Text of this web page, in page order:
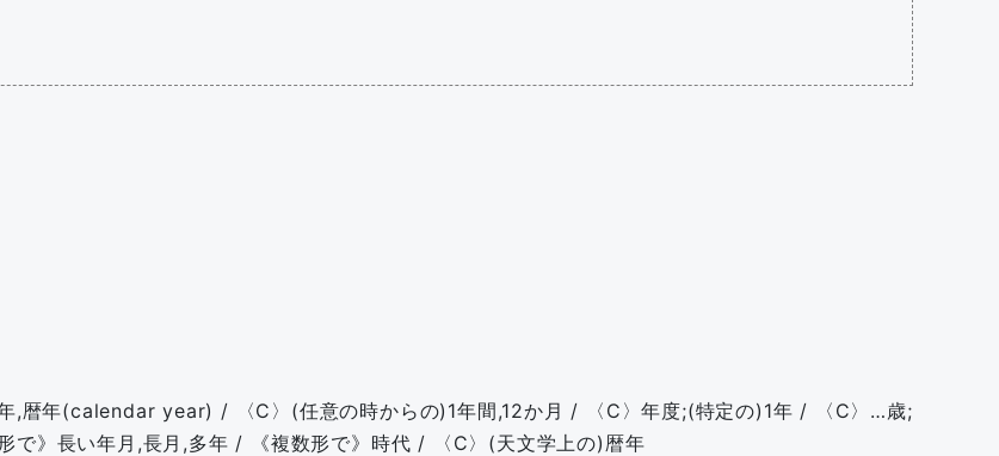
年,暦年(calendar year) / 〈C〉(任意の時からの)1年間,12か月 / 〈C〉年度;(特定の)1年 / 〈C〉…歳;
で》長い年月,長月,多年 / 《複数形で》時代 / 〈C〉(天文学上の)暦年